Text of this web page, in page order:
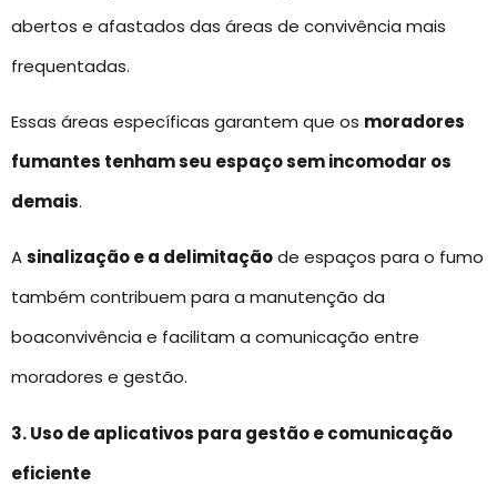
abertos e afastados das áreas de convivência mais
frequentadas.
Essas áreas específicas garantem que os moradores
fumantes tenham seu espaço sem incomodar os
demais.
Asinalização e a delimitaçãode espaços para o fumo
também contribuem para a manutenção da
boaconvivência e facilitam a comunicação entre
moradores e gestão.
3. Uso de aplicativos para gestão e comunicação
eficiente